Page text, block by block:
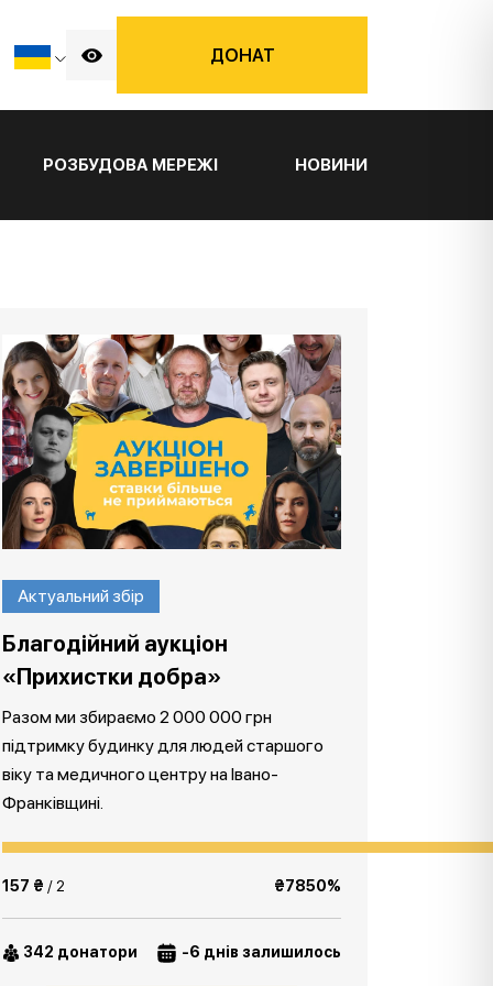
ДОНАТ
РОЗБУДОВА МЕРЕЖІ НОВИНИ
Актуальний збір
Благодійний аукціон
«Прихистки добра»
Разом ми збираємо 2 000 000 грн
підтримку будинку для людей старшого
віку та медичного центру на Івано-
Франківщині.
157 ₴ / 2 ₴7850%
342 донатори -6 днів залишилось